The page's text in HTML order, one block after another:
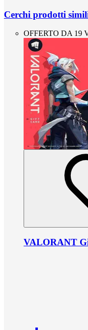
Cerchi prodotti
OFFERTO DA 19
VALORANT